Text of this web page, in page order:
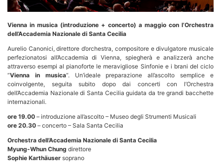
Vienna in musica (introduzione + concerto) a maggio con l’Orchestra
dell’Accademia Nazionale di Santa Cecilia
Aurelio Canonici, direttore d’orchestra, compositore e divulgatore musicale
perfezionatosi all’Accademia di Vienna, spiegherà e analizzerà anche
attraverso esempi al pianoforte le meravigliose Sinfonie e i brani del ciclo
“Vienna in musica“. Un’ideale preparazione all’ascolto semplice e
coinvolgente, seguita subito dopo dai concerti con l’Orchestra
dell’Accademia Nazionale di Santa Cecilia guidata da tre grandi bacchette
internazionali.
ore 19.00 – introduzione all’ascolto – Museo degli Strumenti Musicali
ore 20.30 – concerto – Sala Santa Cecilia
Orchestra dell’Accademia Nazionale di Santa Cecilia
Myung-Whun Chung direttore
Sophie Karthäuser soprano